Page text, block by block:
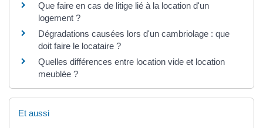
Que faire en cas de litige lié à la location d'un
logement ?
Dégradations causées lors d'un cambriolage : que
doit faire le locataire ?
Quelles différences entre location vide et location
meublée ?
Et aussi